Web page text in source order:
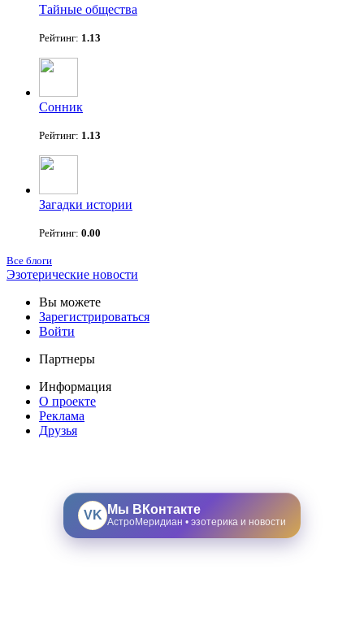
Тайные общества
Рейтинг: 1.13
Сонник
Рейтинг: 1.13
Загадки истории
Рейтинг: 0.00
Все блоги
Эзотерические новости
Вы можете
Зарегистрироваться
Войти
Партнеры
Информация
О проекте
Реклама
Друзья
VK Мы ВКонтакте
АстроМеридиан • эзотерика и новости